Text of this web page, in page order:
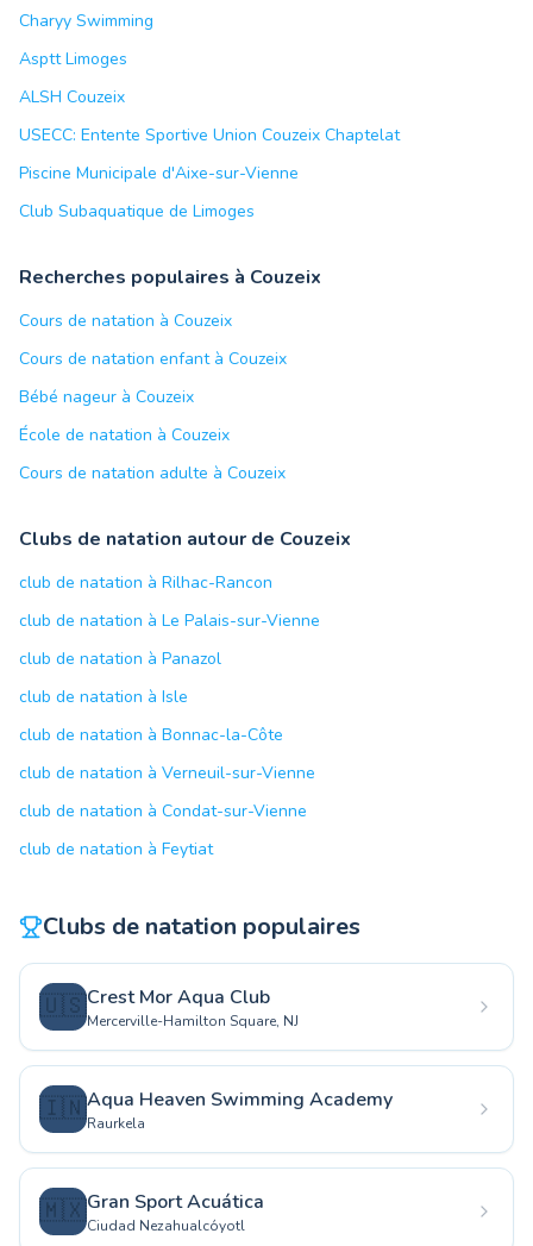
Charyy Swimming
Asptt Limoges
ALSH Couzeix
USECC: Entente Sportive Union Couzeix Chaptelat
Piscine Municipale d'Aixe-sur-Vienne
Club Subaquatique de Limoges
Recherches populaires à Couzeix
Cours de natation à Couzeix
Cours de natation enfant à Couzeix
Bébé nageur à Couzeix
École de natation à Couzeix
Cours de natation adulte à Couzeix
Clubs de natation autour de Couzeix
club de natation à Rilhac-Rancon
club de natation à Le Palais-sur-Vienne
club de natation à Panazol
club de natation à Isle
club de natation à Bonnac-la-Côte
club de natation à Verneuil-sur-Vienne
club de natation à Condat-sur-Vienne
club de natation à Feytiat
Clubs de natation populaires
🇺🇸Crest Mor Aqua Club
Mercerville-Hamilton Square, NJ
🇮🇳Aqua Heaven Swimming Academy
Raurkela
🇲🇽Gran Sport Acuática
Ciudad Nezahualcóyotl